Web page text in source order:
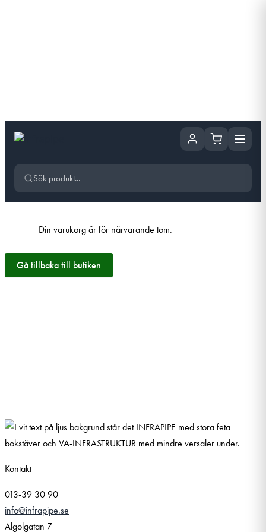
Hoppa
Din varukorg är för närvarande tom.
Gå tillbaka till butiken
Kontakt
013-39 30 90
info@infrapipe.se
Algolgatan 7